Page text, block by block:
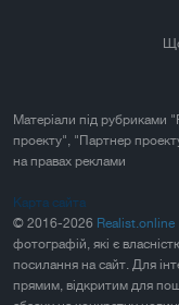
Матеріали під
проекту", "Партнер
на правах реклами
Карта сайта
© 2016-2026 Realist.online
фотографій, які є
посилання на сайт. Для
прямим, відкритим для